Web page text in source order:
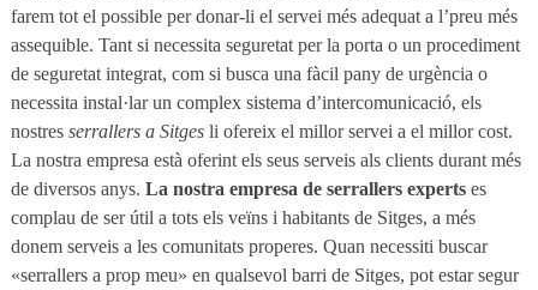
farem tot el possible per donar-li el servei més adequat a l’preu més
assequible. Tant si necessita seguretat per la porta o un procediment
de seguretat integrat, com si busca una fàcil pany de urgència o
necessita instal·lar un complex sistema d’intercomunicació, els
nostres serrallers a Sitgesli ofereix el millor servei a el millor cost.
La nostra empresa està oferint els seus serveis als clients durant més
de diversos anys. La nostra empresa de serrallers expertses
complau de ser útil a tots els veïns i habitants de Sitges, a més
donem serveis a les comunitats properes. Quan necessiti buscar
«serrallers a prop meu» en qualsevol barri de Sitges, pot estar segur